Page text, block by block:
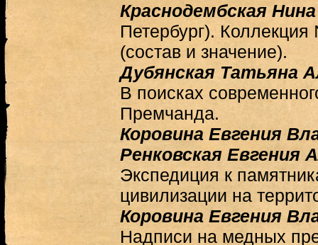
Краснодембская
Петербург).
(состав и значение).
Дубянская Татьяна
В поисках
Премчанда.
Коровина Евгения
Ренковская Евгения
Экспедиция к
цивилизации на
Коровина Евгения
Надписи на медных